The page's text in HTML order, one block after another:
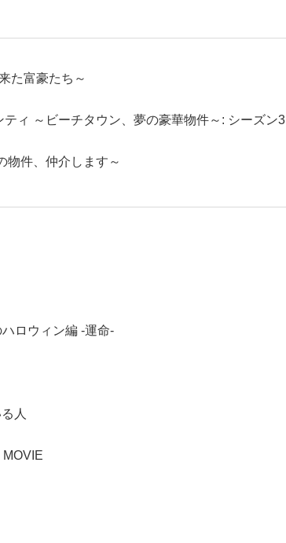
た富豪たち～
ィ ～ビーチタウン、夢の豪華物件～: シーズン3
物件、仲介します～
ロウィン編 -運命-
人